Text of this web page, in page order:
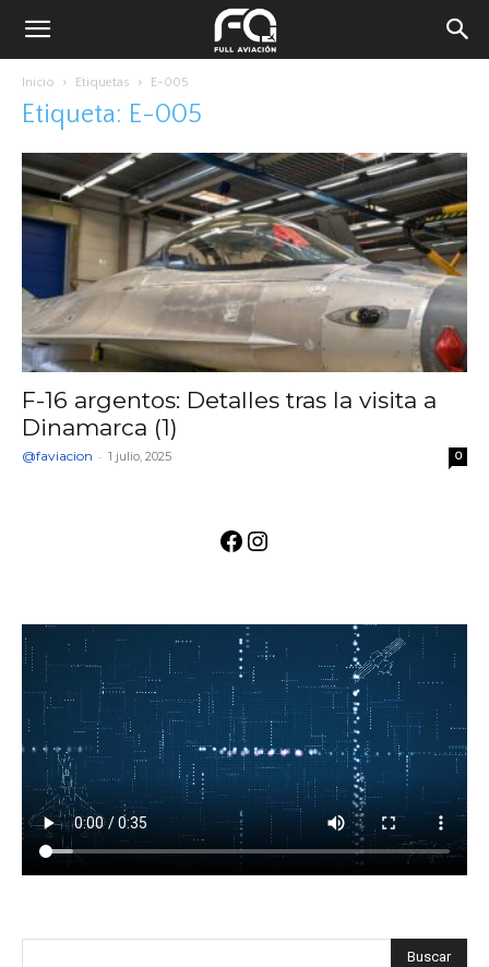
Inicio Etiquetas E-005
Etiqueta: E-005
F-16 argentos: Detalles tras la visita a
Dinamarca (1)
@faviacion - 1 julio, 2025 0
Facebook
Instagram